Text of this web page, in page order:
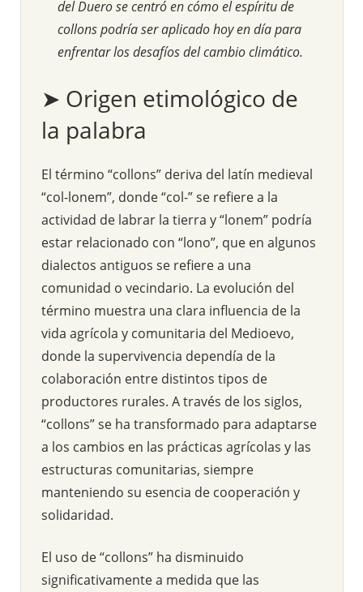
del Duero se centró en cómo el espíritu de
collons podría ser aplicado hoy en día para
enfrentar los desafíos del cambio climático.
➤ Origen etimológico de
la palabra
El término “collons” deriva del latín medieval
“col-lonem”, donde “col-” se refiere a la
actividad de labrar la tierra y “lonem” podría
estar relacionado con “lono”, que en algunos
dialectos antiguos se refiere a una
comunidad o vecindario. La evolución del
término muestra una clara influencia de la
vida agrícola y comunitaria del Medioevo,
donde la supervivencia dependía de la
colaboración entre distintos tipos de
productores rurales. A través de los siglos,
“collons” se ha transformado para adaptarse
a los cambios en las prácticas agrícolas y las
estructuras comunitarias, siempre
manteniendo su esencia de cooperación y
solidaridad.
El uso de “collons” ha disminuido
significativamente a medida que las